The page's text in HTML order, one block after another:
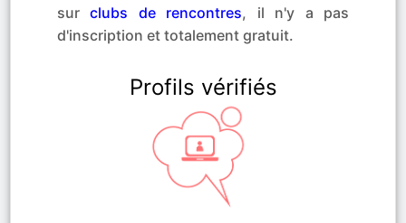
surclubs de rencontres, il n'y a pas
d'inscription et totalement gratuit.
Profils vérifiés